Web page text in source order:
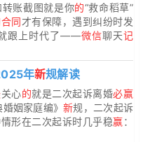
转账截图就是你的“救命稻草”
同才有保障，遇到纠纷时发
跟上时代了——微信聊天记
年新规解读
关心的就是二次起诉离婚必赢
婚姻家庭编》新规，二次起诉
形在二次起诉时几乎稳赢：